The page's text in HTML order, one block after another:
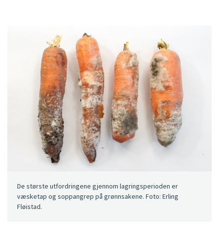
De største utfordringene gjennom lagringsperioden er
væsketap og soppangrep på grønnsakene. Foto: Erling
Fløistad.